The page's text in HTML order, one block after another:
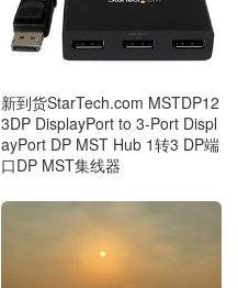
新到货StarTech.com MSTDP12
3DP DisplayPort to 3-Port Displ
ayPort DP MST Hub 1转3 DP端
口DP MST集线器